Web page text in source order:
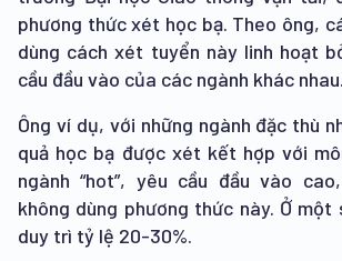
phương thức xét học bạ. Theo ông,
dùng cách xét tuyển này linh hoạt
cầu đầu vào của các ngành khác nhau.
Ông ví dụ, với những ngành đặc thù
quả học bạ được xét kết hợp với
ngành “hot”, yêu cầu đầu vào
không dùng phương thức này. Ở một
duy trì tỷ lệ 20-30%.